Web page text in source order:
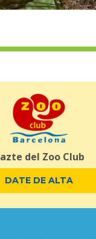
del Zoo Club
DATE DE ALTA